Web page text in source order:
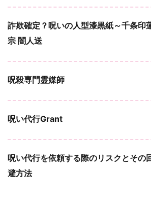
詐欺確定？呪いの人型漆黒紙～千条印
宗 闇人送
呪殺専門霊媒師
呪い代行Grant
呪い代行を依頼する際のリスクとその
避方法